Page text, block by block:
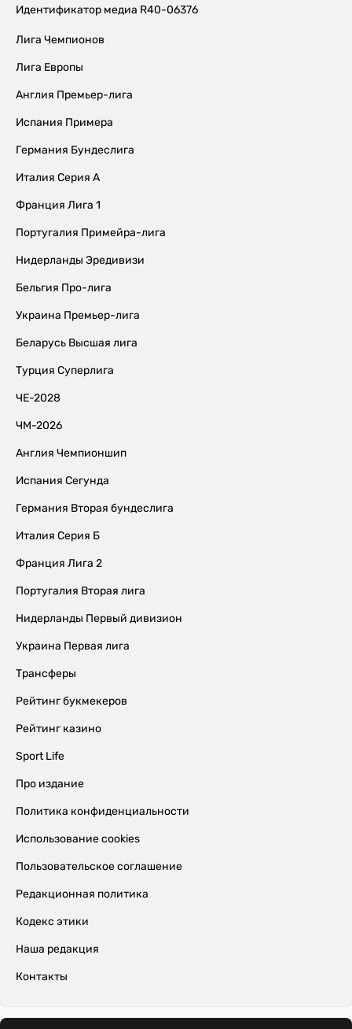
Идентификатор медиа R40-06376
Лига Чемпионов
Лига Европы
Англия Премьер-лига
Испания Примера
Германия Бундеслига
Италия Серия А
Франция Лига 1
Португалия Примейра-лига
Нидерланды Эредивизи
Бельгия Про-лига
Украина Премьер-лига
Беларусь Высшая лига
Турция Суперлига
ЧЕ-2028
ЧМ-2026
Англия Чемпионшип
Испания Сегунда
Германия Вторая бундеслига
Италия Серия Б
Франция Лига 2
Португалия Вторая лига
Нидерланды Первый дивизион
Украина Первая лига
Трансферы
Рейтинг букмекеров
Рейтинг казино
Sport Life
Про издание
Политика конфиденциальности
Использование cookies
Пользовательское соглашение
Редакционная политика
Кодекс этики
Наша редакция
Контакты